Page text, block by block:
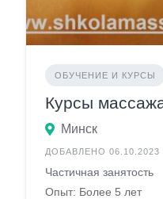
ОБУЧЕНИЕ И КУРСЫ
Курсы
Минск
ДОБАВЛЕНО 06.10.2023
Частичная занятость
Опыт: Более 5 лет